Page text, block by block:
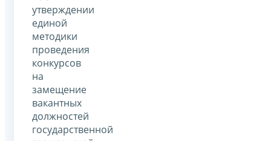
утверждении
единой
методики
проведения
конкурсов
на
замещение
вакантных
должностей
государственной